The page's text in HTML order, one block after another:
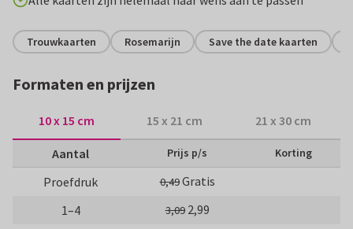
Trouwkaarten Rosemarijn Save the date kaarten
Formaten en prijzen
10 x 15 cm 15 x 21 cm 21 x 30 cm
Aantal Prijs p/s Korting
Proefdruk 0,49Gratis
1–4
3,09 2,99